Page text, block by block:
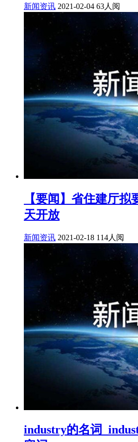
新闻资讯 2021-02-04 63人阅
【要闻】省住建厅拟
天开放
新闻资讯 2021-02-18 114人阅
industry的名词